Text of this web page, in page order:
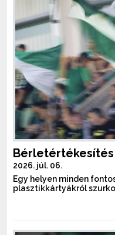
2026. júl. 06.
Egy helyen minden
plasztikkártyákról